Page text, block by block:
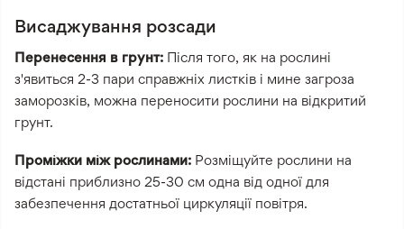
Висаджування розсади
Перенесення в грунт: Після того, як на рослині
з'явиться 2-3 пари справжніх листків і мине загроза
заморозків, можна переносити рослини на відкритий
грунт.
Проміжки між рослинами: Розміщуйте рослини на
відстані приблизно 25-30 см одна від одної для
забезпечення достатньої циркуляції повітря.